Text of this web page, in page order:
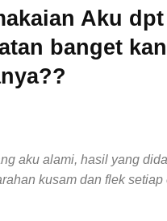
Aku dpt
banget kan
aku alami, hasil yang
kusam dan flek setiap